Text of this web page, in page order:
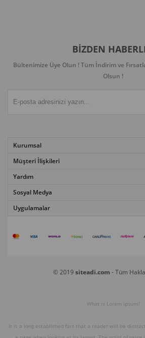
BIZDEN
Bültenimize Üye Olun ! Tüm İndirim ve
Olsun !
Kurumsal
Müşteri İlişkileri
Yardım
Sosyal Medya
Uygulamalar
© 2019 siteadi.com - Tüm
What is Lorem Ipsum?
It is a long established fact that a reader will be